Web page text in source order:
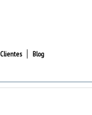
Clientes
Blog